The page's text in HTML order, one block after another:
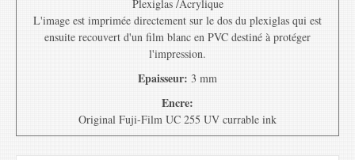
Plexiglas /Acrylique
L'image est imprimée directement sur le dos du plexiglas qui est
ensuite recouvert d'un film blanc en PVC destiné à protéger
l'impression.
Epaisseur: 3 mm
Encre:
Original Fuji-Film UC 255 UV currable ink